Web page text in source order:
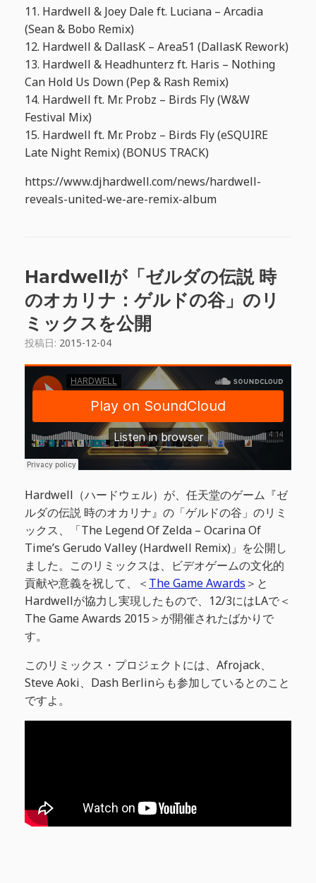
11. Hardwell & Joey Dale ft. Luciana – Arcadia
(Sean & Bobo Remix)
12. Hardwell & DallasK – Area51 (DallasK Rework)
13. Hardwell & Headhunterz ft. Haris – Nothing
Can Hold Us Down (Pep & Rash Remix)
14. Hardwell ft. Mr. Probz – Birds Fly (W&W
Festival Mix)
15. Hardwell ft. Mr. Probz – Birds Fly (eSQUIRE
Late Night Remix) (BONUS TRACK)
https://www.djhardwell.com/news/hardwell-
reveals-united-we-are-remix-album
Hardwellが「ゼルダの伝説 時
のオカリナ：ゲルドの谷」のリ
ミックスを公開
投稿日: 2015-12-04
Hardwell（ハードウェル）が、任天堂のゲーム『ゼ
ルダの伝説 時のオカリナ』の「ゲルドの谷」のリミ
ックス、「The Legend Of Zelda – Ocarina Of
Time’s Gerudo Valley (Hardwell Remix)」を公開し
ました。このリミックスは、ビデオゲームの文化的
貢献や意義を祝して、＜ The Game Awards ＞と
Hardwellが協力し実現したもので、12/3にはLAで＜
The Game Awards 2015＞が開催されたばかりで
す。
このリミックス・プロジェクトには、Afrojack、
Steve Aoki、Dash Berlinらも参加しているとのこと
ですよ。